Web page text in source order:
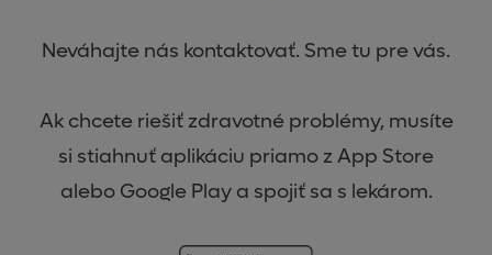
Neváhajte nás kontaktovať. Sme tu pre vás.
Ak chcete riešiť zdravotné problémy, musíte
si stiahnuť aplikáciu priamo z App Store
alebo Google Play a spojiť sa s lekárom.